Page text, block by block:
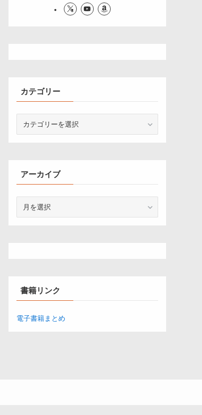
カテゴリー
アーカイブ
書籍リンク
電子書籍まとめ